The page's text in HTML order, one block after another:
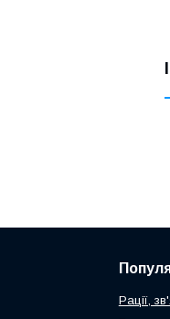
Рації,